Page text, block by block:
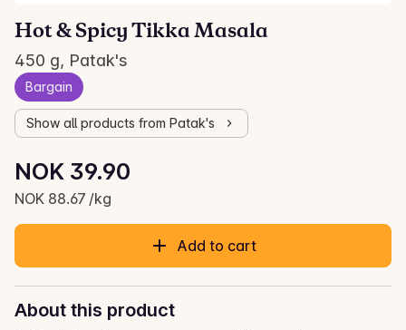
Hot & Spicy Tikka Masala
450 g, Patak's
Bargain
Show all products from Patak's
Current price is: NOK 39.90
NOK 39.90
NOK 88.67 /kg
Unit price: NOK 88.67 /kg
Add to cart
About this product